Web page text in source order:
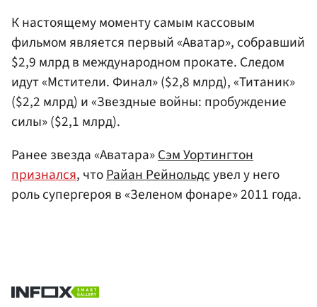
К настоящему моменту самым кассовым
фильмом является первый «Аватар», собравший
$2,9 млрд в международном прокате. Следом
идут «Мстители. Финал» ($2,8 млрд), «Титаник»
($2,2 млрд) и «Звездные войны: пробуждение
силы» ($2,1 млрд).
Ранее звезда «Аватара»Сэм Уортингтон
признался, чтоРайан Рейнольдсувел у него
роль супергероя в «Зеленом фонаре» 2011 года.